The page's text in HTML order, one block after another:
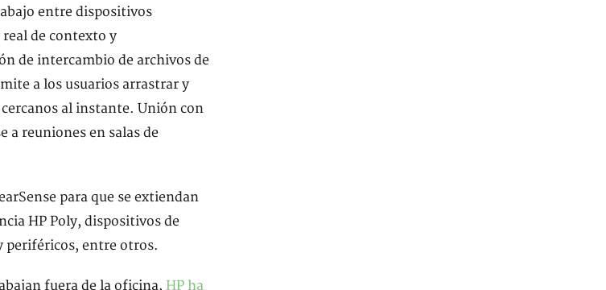
entre dispositivos
de contexto y
de intercambio de archivos de
a los usuarios arrastrar y
al instante. Unión con
a reuniones en salas de
para que se extiendan
HP Poly, dispositivos de
periféricos, entre otros.
fuera de la oficina, HP ha